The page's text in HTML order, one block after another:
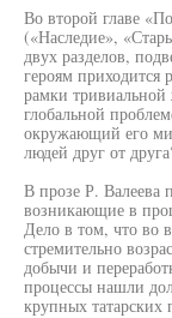
Во второй главе
(«Наследие»,
двух разделов,
героям
рамки
глобальной
окружающий его
людей друг от
В прозе Р. Валеева
возникающие в
Дело в том, что во
стремительно
добычи и
процессы нашли
крупных